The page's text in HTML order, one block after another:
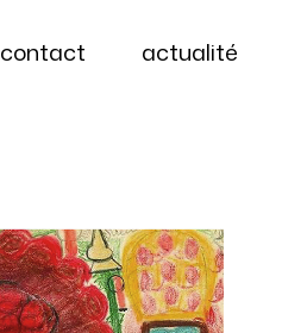
contact actualité